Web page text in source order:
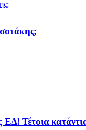
ΕΔ! Τέτοια